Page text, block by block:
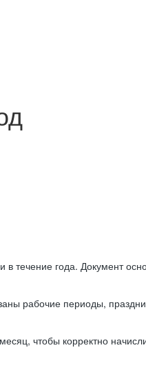
года. Документ
рабочие периоды,
чтобы корректно